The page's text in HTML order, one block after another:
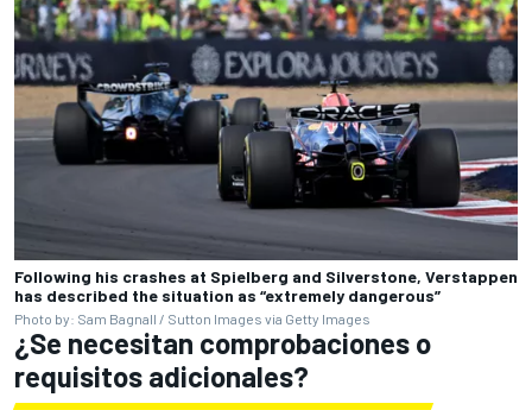
Following his crashes at Spielberg and Silverstone, Verstappen
has described the situation as “extremely dangerous”
Photo by: Sam Bagnall / Sutton Images via Getty Images
¿Se necesitan comprobaciones o
requisitos adicionales?